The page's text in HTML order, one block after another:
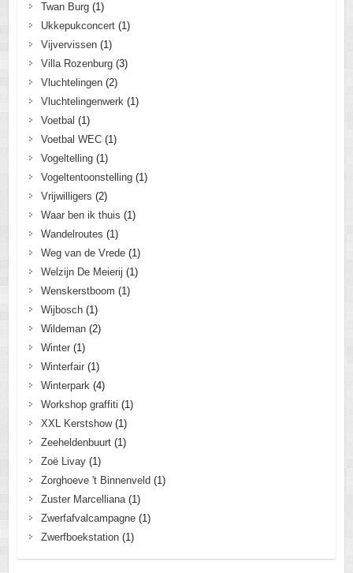
Twan Burg(1)
Ukkepukconcert(1)
Vijvervissen(1)
Villa Rozenburg(3)
Vluchtelingen(2)
Vluchtelingenwerk(1)
Voetbal (1)
Voetbal WEC(1)
Vogeltelling(1)
Vogeltentoonstelling(1)
Vrijwilligers (2)
Waar ben ik thuis (1)
Wandelroutes (1)
Weg van de Vrede(1)
Welzijn De Meierij (1)
Wenskerstboom (1)
Wijbosch(1)
Wildeman(2)
Winter(1)
Winterfair(1)
Winterpark(4)
Workshop graffiti (1)
XXL Kerstshow(1)
Zeeheldenbuurt(1)
Zoë Livay(1)
Zorghoeve 't Binnenveld (1)
Zuster Marcelliana(1)
Zwerfafvalcampagne(1)
Zwerfboekstation(1)